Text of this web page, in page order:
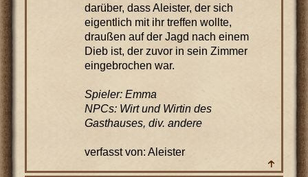
darüber, dass Aleister, der sich
eigentlich mit ihr treffen wollte,
draußen auf der Jagd nach einem
Dieb ist, der zuvor in sein Zimmer
eingebrochen war.
Spieler: Emma
NPCs: Wirt und Wirtin des
Gasthauses, div. andere
verfasst von: Aleister